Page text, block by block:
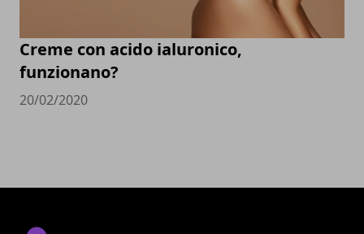
Creme con acido ialuronico,
funzionano?
20/02/2020